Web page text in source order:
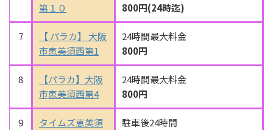
第１０
800円(24時迄)
7
【 パラカ】 大阪
市恵美須西第1
24時間最大料金
800円
8
【パラカ】大阪
市恵美須西第4
24時間最大料金
800円
9
タイムズ恵美須
駐車後24時間